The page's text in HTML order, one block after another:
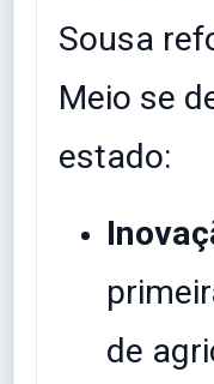
Sousa
Meio se
estado:
de